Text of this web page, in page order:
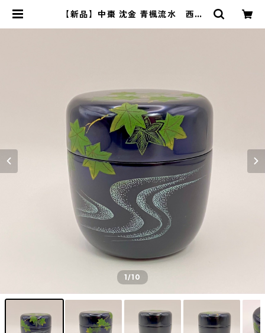
【新品】中棗 沈金 青楓流水 西村
1/10